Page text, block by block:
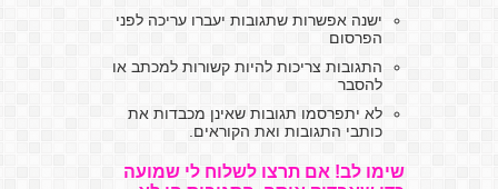
ישנה אפשרות שתגובות יעברו עריכה לפני
הפרסום
התגובות צריכות להיות קשורות למכתב או
להסבר
לא יתפרסמו תגובות שאינן מכבדות את
כותבי התגובות ואת הקוראים.
שימו לב! אם תרצו לשלוח לי שמועה